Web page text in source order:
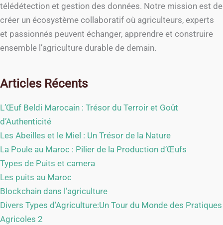
télédétection et gestion des données. Notre mission est de
créer un écosystème collaboratif où agriculteurs, experts
et passionnés peuvent échanger, apprendre et construire
ensemble l’agriculture durable de demain.
Articles Récents
L’Œuf Beldi Marocain : Trésor du Terroir et Goût
d’Authenticité
Les Abeilles et le Miel : Un Trésor de la Nature
La Poule au Maroc : Pilier de la Production d’Œufs
Types de Puits et camera
Les puits au Maroc
Blockchain dans l’agriculture
Divers Types d’Agriculture:Un Tour du Monde des Pratiques
Agricoles 2